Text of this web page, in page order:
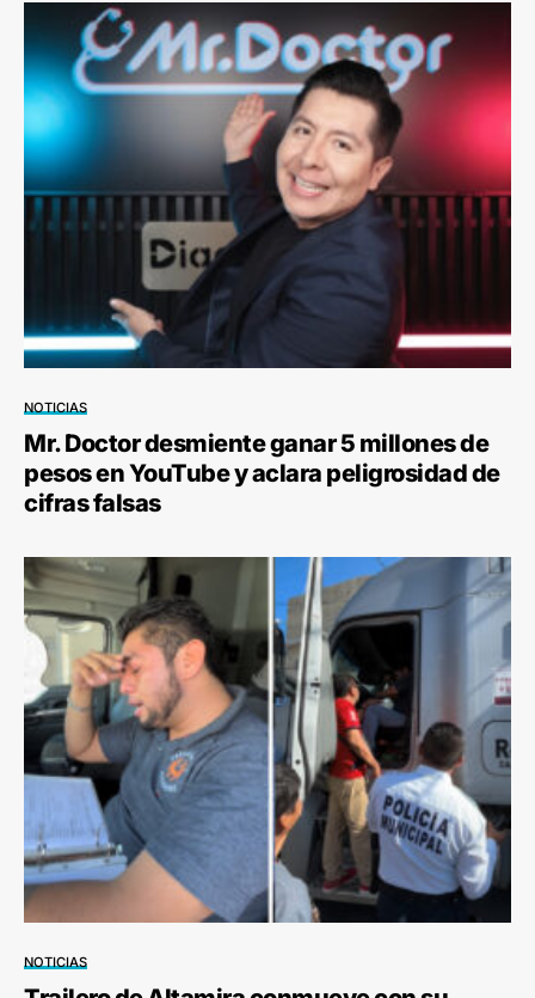
NOTICIAS
Mr. Doctor desmiente ganar 5 millones de
pesos en YouTube y aclara peligrosidad de
cifras falsas
NOTICIAS